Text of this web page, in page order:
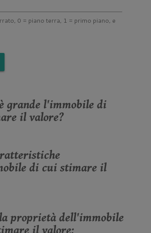
0 = piano terra, 1 = primo piano, e
grande l'immobile di
il valore?
di cui stimare il
proprietà dell'immobile